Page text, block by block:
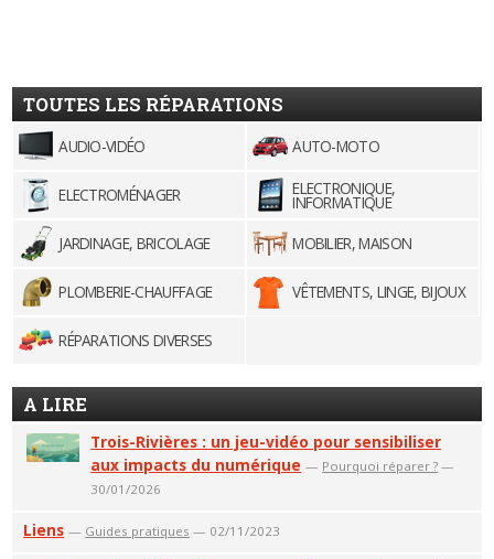
TOUTES LES RÉPARATIONS
AUDIO-VIDÉO AUTO-MOTO
ELECTROMÉNAGER ELECTRONIQUE,
INFORMATIQUE
JARDINAGE, BRICOLAGE
MOBILIER, MAISON
PLOMBERIE-CHAUFFAGE VÊTEMENTS, LINGE, BIJOUX
RÉPARATIONS DIVERSES
A LIRE
Trois-Rivières : un jeu-vidéo pour sensibiliser
aux impacts du numérique — Pourquoi réparer ? —
30/01/2026
Liens — Guides pratiques — 02/11/2023